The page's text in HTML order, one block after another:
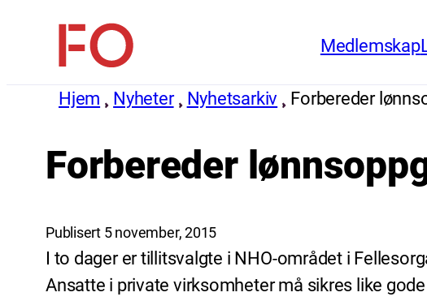
innholdFO
(Fellesorganisasjonen)
Medlemskap
Hjem Nyheter Nyhetsarkiv Forbereder
Forbereder
Publisert 5 november, 2015
I to dager er tillitsvalgte i NHO-området i
Ansatte i private virksomheter må sikres like